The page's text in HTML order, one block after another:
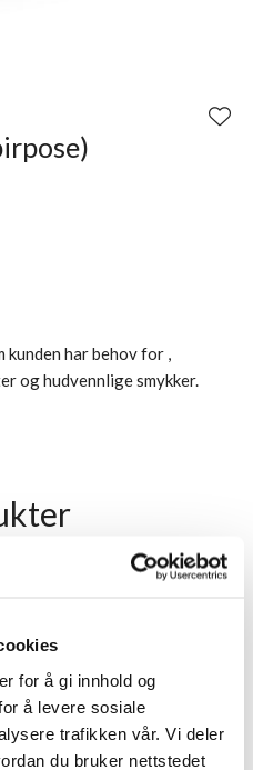
for å gi innhold og
å levere sosiale
trafikken vår. Vi deler
du bruker nettstedet
kunden har behov for ,
og hudvennlige smykker.